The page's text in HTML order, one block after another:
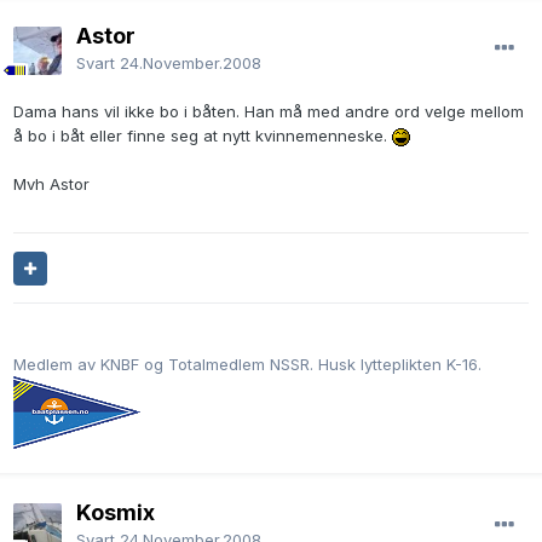
Astor
Svart 24.November.2008
Dama hans vil ikke bo i båten. Han må med andre ord velge mellom
å bo i båt eller finne seg at nytt kvinnemenneske.
Mvh Astor
Medlem av KNBF og Totalmedlem NSSR. Husk lytteplikten K-16.
Kosmix